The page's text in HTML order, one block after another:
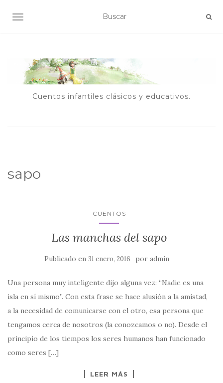
ALTERNAR NAVEGACIÓN
Cuentos infantiles clásicos y educativos.
sapo
CUENTOS
Las manchas del sapo
Publicado en 31 enero, 2016 por admin
Una persona muy inteligente dijo alguna vez: “Nadie es una
isla en sí mismo”. Con esta frase se hace alusión a la amistad,
a la necesidad de comunicarse con el otro, esa persona que
tengamos cerca de nosotros (la conozcamos o no). Desde el
principio de los tiempos los seres humanos han funcionado
como seres […]
LEER MÁS